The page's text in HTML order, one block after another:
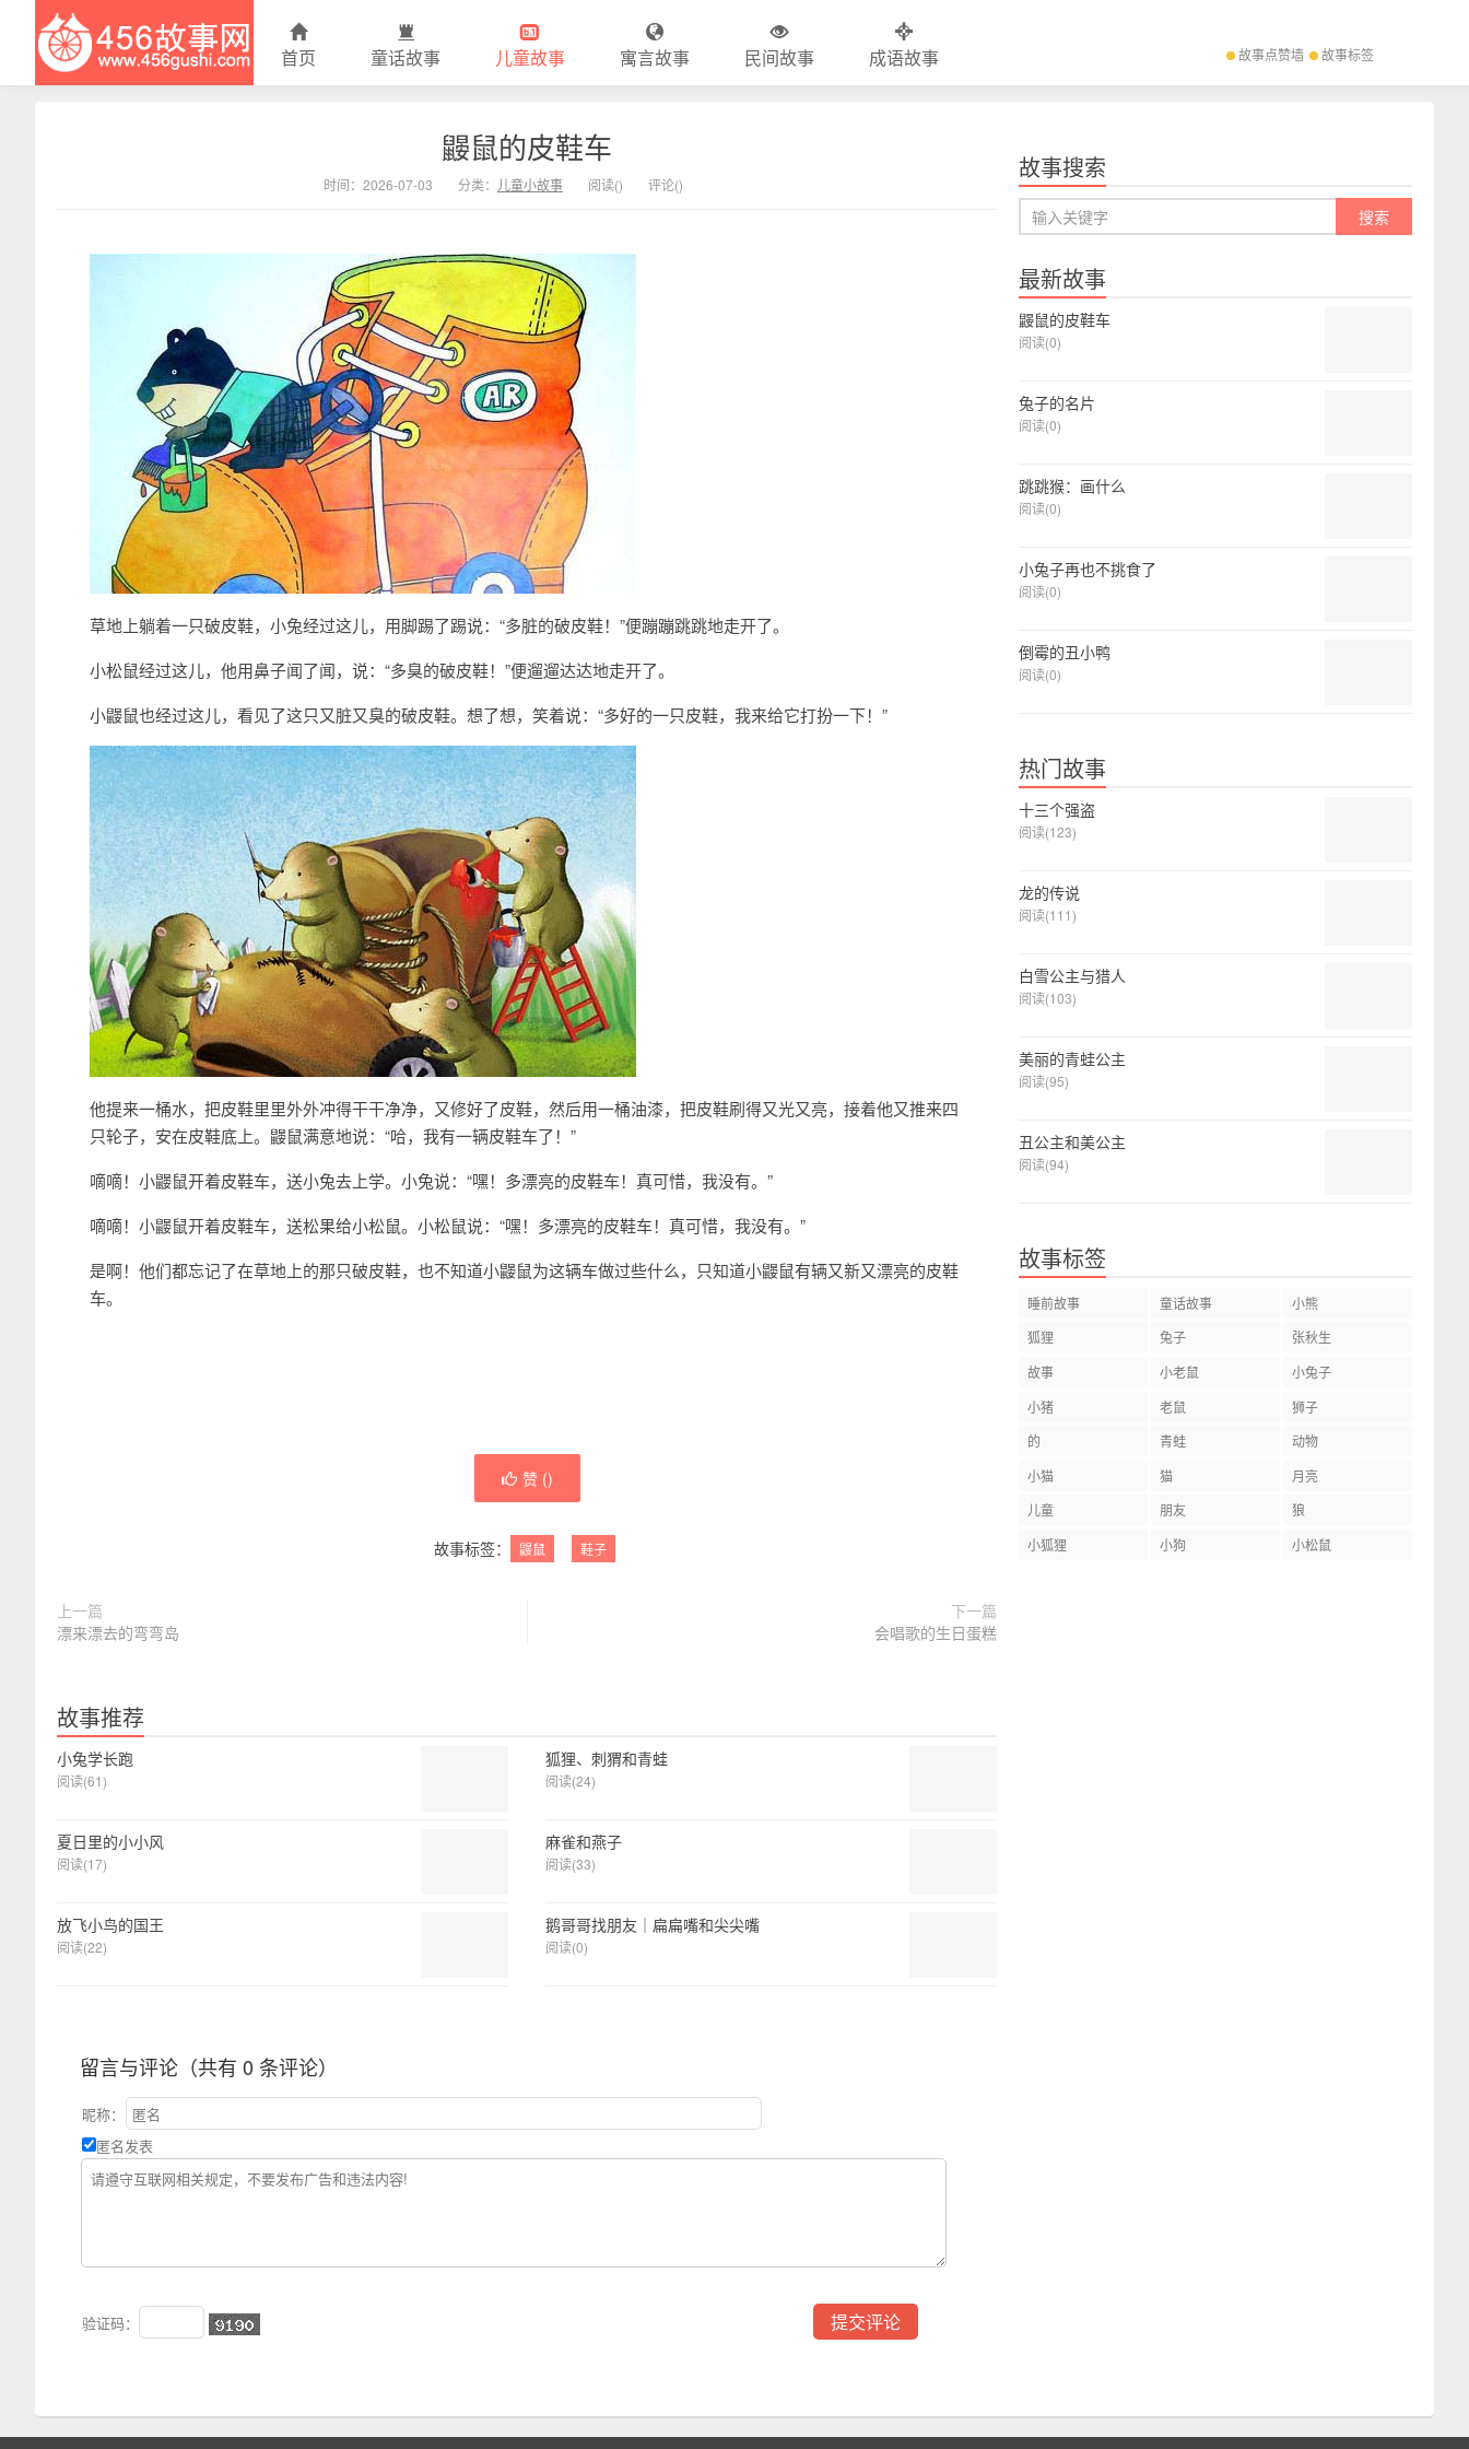
首页 童话故事 儿童故事 寓言故事 民间故事 成语故事 故事点赞墙 故事标签
鼹鼠的皮鞋车
时间：2026-07-03 分类： 儿童小故事 阅读() 评论()
草地上躺着一只破皮鞋，小兔经过这儿，用脚踢了踢说：“多脏的破皮鞋！”便蹦蹦跳跳地走开了。
小松鼠经过这儿，他用鼻子闻了闻，说：“多臭的破皮鞋！”便遛遛达达地走开了。
小鼹鼠也经过这儿，看见了这只又脏又臭的破皮鞋。想了想，笑着说：“多好的一只皮鞋，我来给它打扮一下！”
他提来一桶水，把皮鞋里里外外冲得干干净净，又修好了皮鞋，然后用一桶油漆，把皮鞋刷得又光又亮，接着他又推来四
只轮子，安在皮鞋底上。鼹鼠满意地说：“哈，我有一辆皮鞋车了！”
嘀嘀！小鼹鼠开着皮鞋车，送小兔去上学。小兔说：“嘿！多漂亮的皮鞋车！真可惜，我没有。”
嘀嘀！小鼹鼠开着皮鞋车，送松果给小松鼠。小松鼠说：“嘿！多漂亮的皮鞋车！真可惜，我没有。”
是啊！他们都忘记了在草地上的那只破皮鞋，也不知道小鼹鼠为这辆车做过些什么，只知道小鼹鼠有辆又新又漂亮的皮鞋
车。
赞 ()
故事标签： 鼹鼠 鞋子
上一篇
漂来漂去的弯弯岛
下一篇
会唱歌的生日蛋糕
故事推荐
小兔学长跑
阅读(61)
狐狸、刺猬和青蛙
阅读(24)
夏日里的小小风
阅读(17)
麻雀和燕子
阅读(33)
放飞小鸟的国王
阅读(22)
鹅哥哥找朋友｜扁扁嘴和尖尖嘴
阅读(0)
留言与评论（共有 0 条评论）
昵称：
匿名发表
验证码：
故事搜索
最新故事
鼹鼠的皮鞋车
阅读(0)
兔子的名片
阅读(0)
跳跳猴：画什么
阅读(0)
小兔子再也不挑食了
阅读(0)
倒霉的丑小鸭
阅读(0)
热门故事
十三个强盗
阅读(123)
龙的传说
阅读(111)
白雪公主与猎人
阅读(103)
美丽的青蛙公主
阅读(95)
丑公主和美公主
阅读(94)
故事标签
睡前故事 童话故事
小熊
狐狸
兔子
张秋生
故事
小老鼠
小兔子
小猪
老鼠
狮子
的
青蛙
动物
小猫
猫
月亮
儿童
朋友
狼
小狐狸
小狗 小松鼠